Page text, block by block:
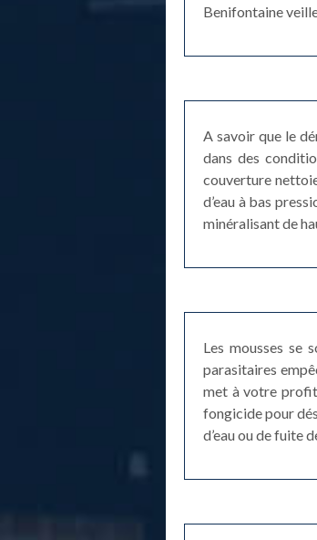
Benifontaine
A savoir que le
dans des
couverture
d’eau à bas
minéralisant de
Les mousses se
parasitaires
met à votre profit
fongicide pour
d’eau ou de fuite